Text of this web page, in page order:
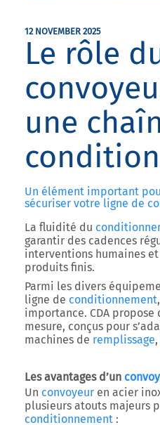
12 NOVEMBER 2025
Le rôle
une
Un élément important
sécuriser votre ligne de
La fluidité du
garantir des cadences
interventions humaines
produits finis.
Parmi les divers
ligne de conditionnement
importance. CDA propose
mesure, conçus pour
machines de remplissage,
Les avantages d’un
Un convoyeur en acier
plusieurs atouts majeurs
conditionnement :